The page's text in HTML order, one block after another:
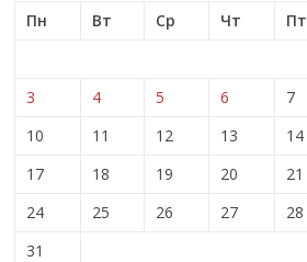
Пн
Вт Ср Чт Пт
3
4 5 6 7
10
11 12 13 14
17
18 19 20 21
24
25 26 27 28
31